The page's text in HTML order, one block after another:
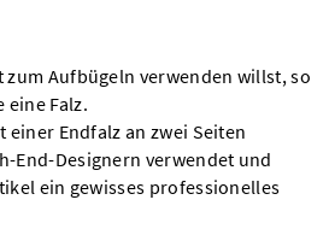
zum Aufbügeln verwenden willst, so
eine Falz.
einer Endfalz an zwei Seiten
End-Designern verwendet und
ein gewisses professionelles